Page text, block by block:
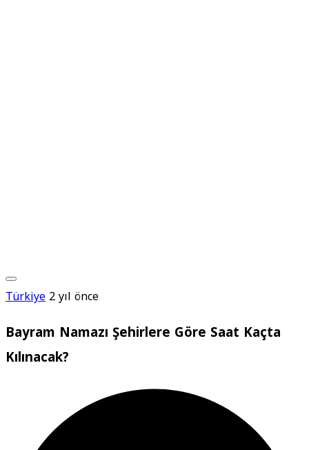
Türkiye2 yıl önce
Bayram Namazı Şehirlere Göre Saat Kaçta
Kılınacak?